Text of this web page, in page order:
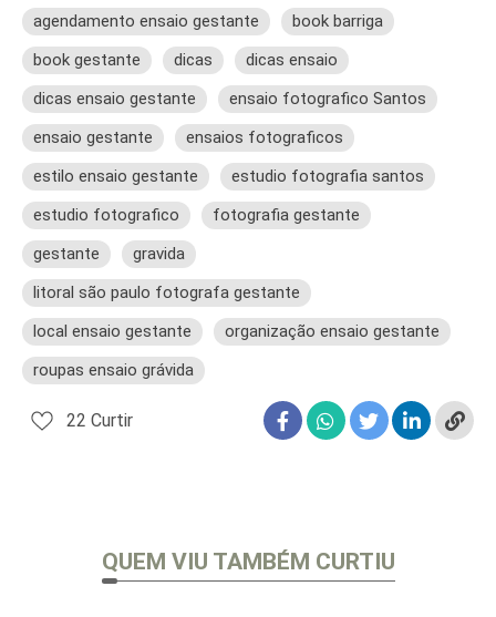
agendamento ensaio gestante
book barriga
book gestante
dicas
dicas ensaio
dicas ensaio gestante
ensaio fotografico Santos
ensaio gestante
ensaios fotograficos
estilo ensaio gestante
estudio fotografia santos
estudio fotografico
fotografia gestante
gestante
gravida
litoral são paulo fotografa gestante
local ensaio gestante
organização ensaio gestante
roupas ensaio grávida
22 Curtir
QUEM VIU TAMBÉM CURTIU